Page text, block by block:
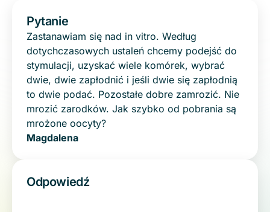
Pytanie
Zastanawiam się nad in vitro. Według
dotychczasowych ustaleń chcemy podejść do
stymulacji, uzyskać wiele komórek, wybrać
dwie, dwie zapłodnić i jeśli dwie się zapłodnią
to dwie podać. Pozostałe dobre zamrozić. Nie
mrozić zarodków. Jak szybko od pobrania są
mrożone oocyty?
Magdalena
Odpowiedź